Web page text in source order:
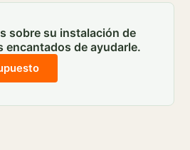
sobre su instalación de
encantados de ayudarle.